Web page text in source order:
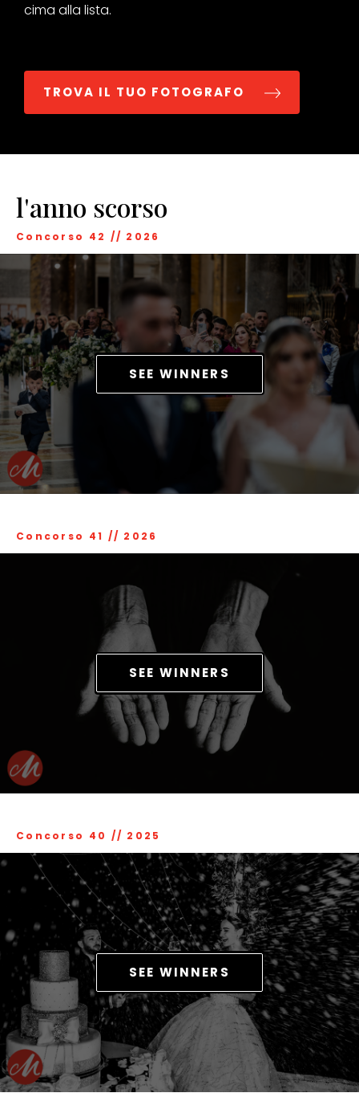
cima alla lista.
TROVA IL TUO FOTOGRAFO
l'anno scorso
Concorso 42 // 2026
SEE WINNERS
Concorso 41 // 2026
SEE WINNERS
Concorso 40 // 2025
SEE WINNERS